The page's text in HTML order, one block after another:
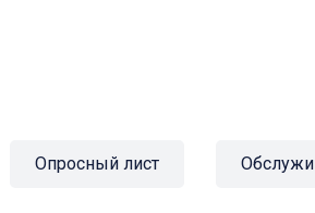
Опросный лист